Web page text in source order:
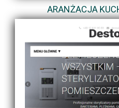
ARANŻACJA